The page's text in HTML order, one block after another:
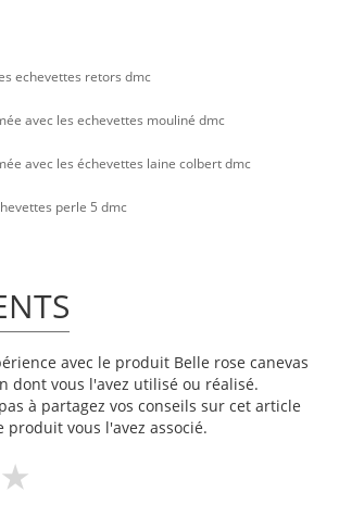
echevettes retors dmc
avec les echevettes mouliné dmc
avec les échevettes laine colbert dmc
perle 5 dmc
avec le produit Belle rose canevas
dont vous l'avez utilisé ou réalisé.
à partagez vos conseils sur cet article
produit vous l'avez associé.